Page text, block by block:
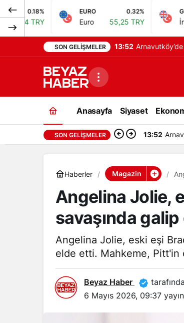
EURO 0.32%
Euro 55,25 TRY
GBP
İngiliz Sterlini
SON GELIŞMELER 13:52
Anasayfa Siyaset
SON GELIŞMELER 13:52
Haberler Magazin
Angelina Jolie,
savaşında
Angelina Jolie, eski eşi
elde etti. Mahkeme,
Beyaz Haber
6 Mayıs 2026, 09:37